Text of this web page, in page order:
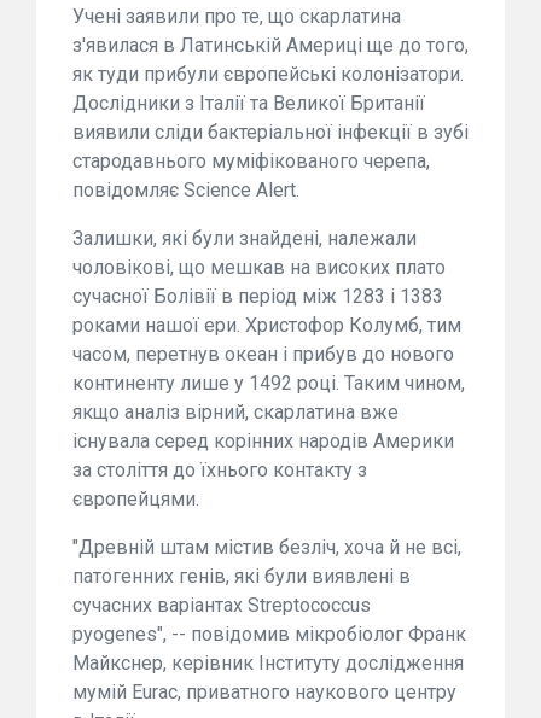
Учені заявили про те, що скарлатина
з'явилася в Латинській Америці ще до того,
як туди прибули європейські колонізатори.
Дослідники з Італії та Великої Британії
виявили сліди бактеріальної інфекції в зубі
стародавнього муміфікованого черепа,
повідомляє Science Alert.
Залишки, які були знайдені, належали
чоловікові, що мешкав на високих плато
сучасної Болівії в період між 1283 і 1383
роками нашої ери. Христофор Колумб, тим
часом, перетнув океан і прибув до нового
континенту лише у 1492 році. Таким чином,
якщо аналіз вірний, скарлатина вже
існувала серед корінних народів Америки
за століття до їхнього контакту з
європейцями.
"Древній штам містив безліч, хоча й не всі,
патогенних генів, які були виявлені в
сучасних варіантах Streptococcus
pyogenes", -- повідомив мікробіолог Франк
Майкснер, керівник Інституту дослідження
мумій Eurac, приватного наукового центру